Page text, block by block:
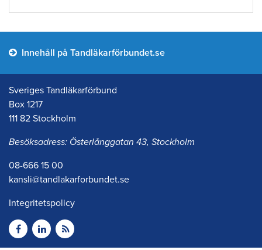
Innehåll på Tandläkarförbundet.se
Sveriges Tandläkarförbund
Box 1217
111 82 Stockholm
Besöksadress: Österlånggatan 43, Stockholm
08-666 15 00
kansli@tandlakarforbundet.se
Integritetspolicy